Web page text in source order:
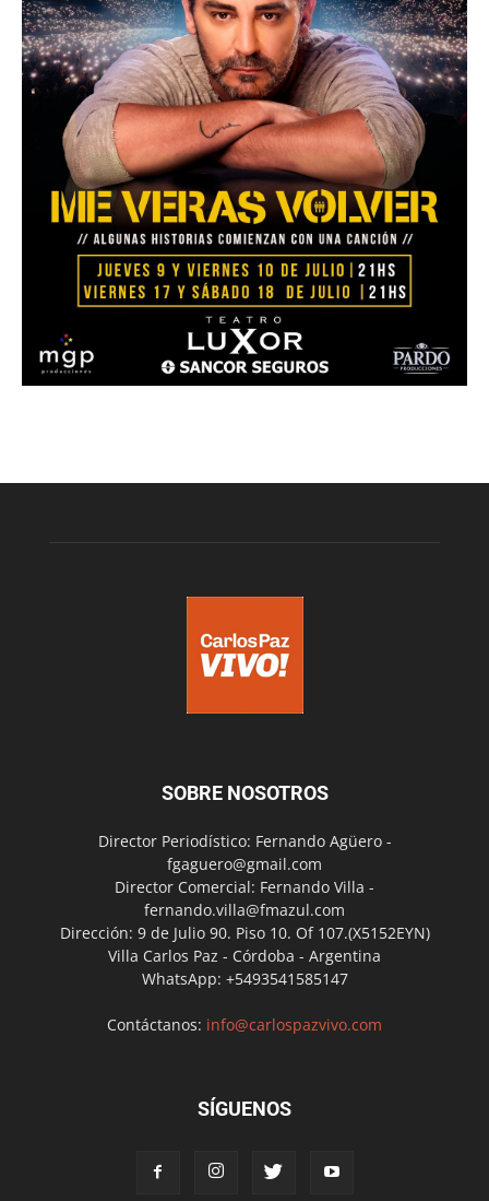
SOBRE NOSOTROS
Director Periodístico: Fernando Agüero -
fgaguero@gmail.com
Director Comercial: Fernando Villa -
fernando.villa@fmazul.com
Dirección: 9 de Julio 90. Piso 10. Of 107.(X5152EYN)
Villa Carlos Paz - Córdoba - Argentina
WhatsApp: +5493541585147
Contáctanos: info@carlospazvivo.com
SÍGUENOS